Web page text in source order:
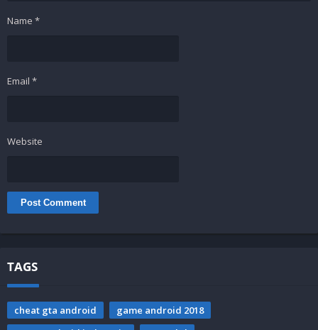
Name *
Email *
Website
TAGS
cheat gta android
game android 2018